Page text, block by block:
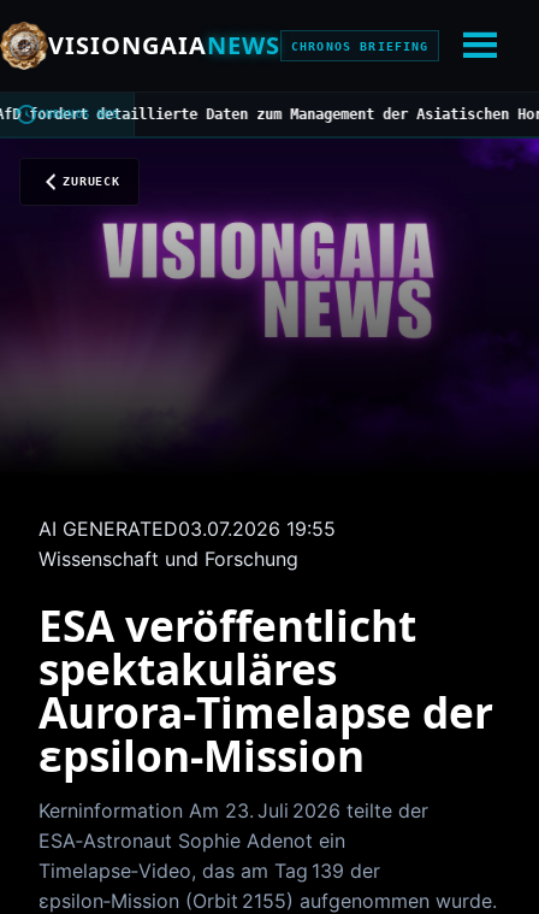
VISIONGAIANEWS CHRONOS BRIEFING
CHRONOS BUS
detaillierte Daten zum Management der Asiatischen Hornisse
ZURUECK
AI GENERATED03.07.2026 19:55
Wissenschaft und Forschung
ESA veröffentlicht
spektakuläres
Aurora‑Timelapse der
εpsilon‑Mission
Kerninformation Am 23. Juli 2026 teilte der
ESA‑Astronaut Sophie Adenot ein
Timelapse‑Video, das am Tag 139 der
εpsilon‑Mission (Orbit 2155) aufgenommen wurde.